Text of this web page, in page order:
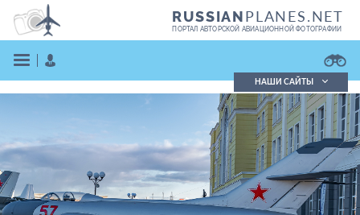
RUSSIANPLANES.NET
ПОРТАЛ АВТОРСКОЙ АВИАЦИОННОЙ ФОТОГРАФИИ
ВОЙТИ
Кратко
Подробно
НАШИ САЙТЫ